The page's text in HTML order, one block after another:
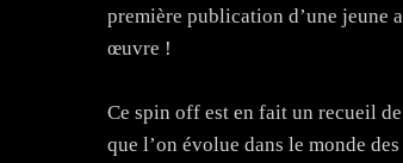
première publication d’une jeune
œuvre !
Ce spin off est en fait un recueil
que l’on évolue dans le monde